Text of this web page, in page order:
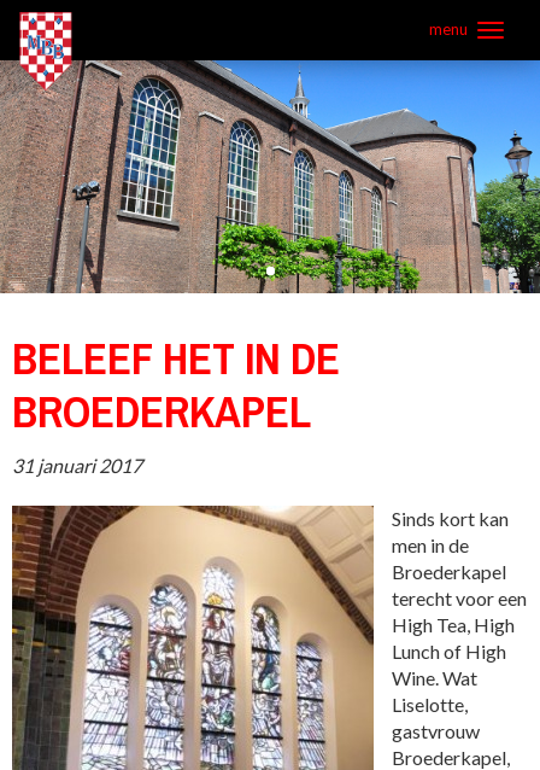
Overslaan
naar
de
inhoud
gaan
menu
BELEEF HET IN DE
BROEDERKAPEL
31 januari 2017
Sinds kort kan
men in de
Broederkapel
terecht voor een
High Tea, High
Lunch of High
Wine. Wat
Liselotte,
gastvrouw
Broederkapel,